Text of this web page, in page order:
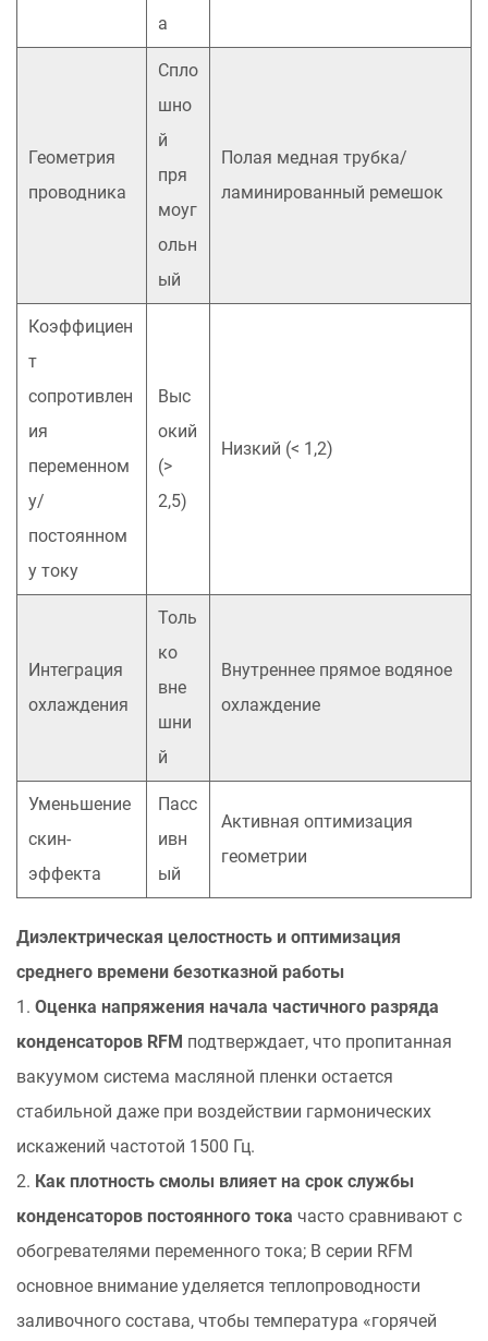
а
Геометрия
проводника
Спло
шно
й
пря
моуг
ольн
ый
Полая медная трубка/
ламинированный ремешок
Коэффициен
т
сопротивлен
ия
переменном
у/
постоянном
у току
Выс
окий
(>
2,5)
Низкий (< 1,2)
Интеграция
охлаждения
Толь
ко
вне
шни
й
Внутреннее прямое водяное
охлаждение
Уменьшение
скин-
эффекта
Пасс
ивн
ый
Активная оптимизация
геометрии
Диэлектрическая целостность и оптимизация
среднего времени безотказной работы
1. Оценка напряжения начала частичного разряда
конденсаторов RFM подтверждает, что пропитанная
вакуумом система масляной пленки остается
стабильной даже при воздействии гармонических
искажений частотой 1500 Гц.
2. Как плотность смолы влияет на срок службы
конденсаторов постоянного тока часто сравнивают с
обогревателями переменного тока; В серии RFM
основное внимание уделяется теплопроводности
заливочного состава, чтобы температура «горячей